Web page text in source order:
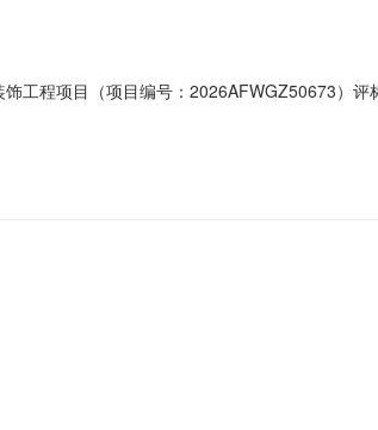
工程项目（项目编号：2026AFWGZ50673）评
年08月07日办理流程公开累计办理时间：0天0